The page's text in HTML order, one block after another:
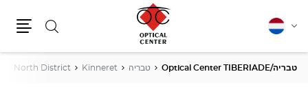
Zoeken
North District Kinneret טבריה Optical Center TIBERIADE/טבריה